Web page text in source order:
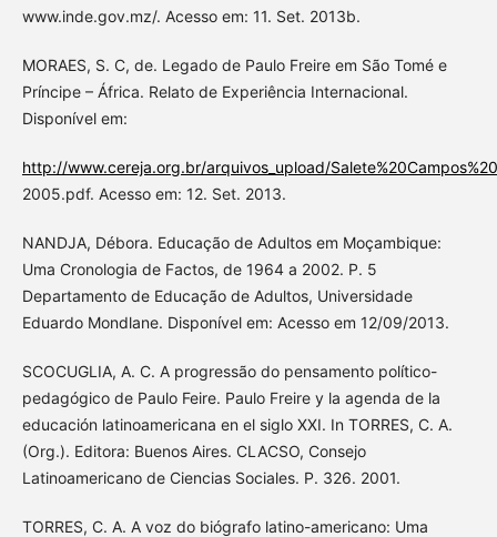
www.inde.gov.mz/. Acesso em: 11. Set. 2013b.
MORAES, S. C, de. Legado de Paulo Freire em São Tomé e
Príncipe – África. Relato de Experiência Internacional.
Disponível em:
http://www.cereja.org.br/arquivos_upload/
2005.pdf. Acesso em: 12. Set. 2013.
NANDJA, Débora. Educação de Adultos em Moçambique:
Uma Cronologia de Factos, de 1964 a 2002. P. 5
Departamento de Educação de Adultos, Universidade
Eduardo Mondlane. Disponível em: Acesso em 12/09/2013.
SCOCUGLIA, A. C. A progressão do pensamento político-
pedagógico de Paulo Feire. Paulo Freire y la agenda de la
educación latinoamericana en el siglo XXI. In TORRES, C. A.
(Org.). Editora: Buenos Aires. CLACSO, Consejo
Latinoamericano de Ciencias Sociales. P. 326. 2001.
TORRES, C. A. A voz do biógrafo latino-americano: Uma